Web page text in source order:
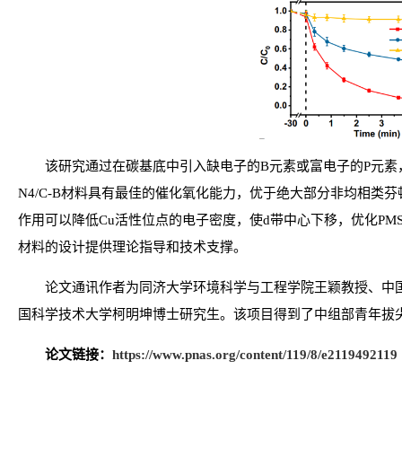
该研究通过在碳基底中引入缺电子的B元素或富电子的P元
N4/C-B材料具有最佳的催化氧化能力，优于绝大部分非均相类
作用可以降低Cu活性位点的电子密度，使d带中心下移，优化
材料的设计提供理论指导和技术支撑。
论文通讯作者为同济大学环境科学与工程学院王颖教授、
国科学技术大学柯明坤博士研究生。该项目得到了中组部青年
论文链接： https://www.pnas.org/content/119/8/e2119492119